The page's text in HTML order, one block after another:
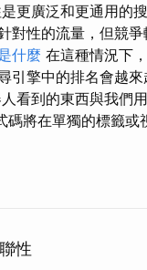
更廣泛和更通用的
對性的流量，但競
什麼 在這種情況下
引擎中的排名會越
看到的東西與我們
將在單獨的標籤
性